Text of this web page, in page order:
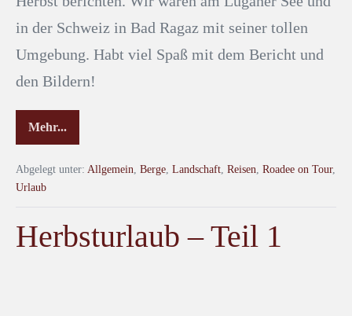
in der Schweiz in Bad Ragaz mit seiner tollen
Umgebung. Habt viel Spaß mit dem Bericht und
den Bildern!
Mehr...
Abgelegt unter: Allgemein, Berge, Landschaft, Reisen, Roadee on Tour,
Urlaub
Herbsturlaub – Teil 1